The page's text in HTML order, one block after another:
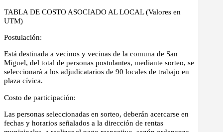
TABLA DE COSTO ASOCIADO AL LOCAL (Valores en
UTM)
Postulación:
Está destinada a vecinos y vecinas de la comuna de San
Miguel, del total de personas postulantes, mediante sorteo, se
seleccionará a los adjudicatarios de 90 locales de trabajo en
plaza cívica.
Costo de participación:
Las personas seleccionadas en sorteo, deberán acercarse en
fechas y horarios señalados a la dirección de rentas